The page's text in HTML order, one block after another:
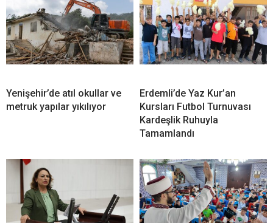
Yenişehir’de atıl okullar ve
metruk yapılar yıkılıyor
Erdemli’de Yaz Kur’an
Kursları Futbol Turnuvası
Kardeşlik Ruhuyla
Tamamlandı